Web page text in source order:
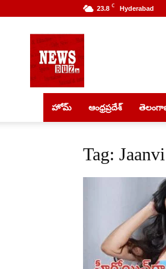
23.8 C Hyderabad
NewsBuz
హోమ్ ఆంధ్రప్రదేశ్
Tag: